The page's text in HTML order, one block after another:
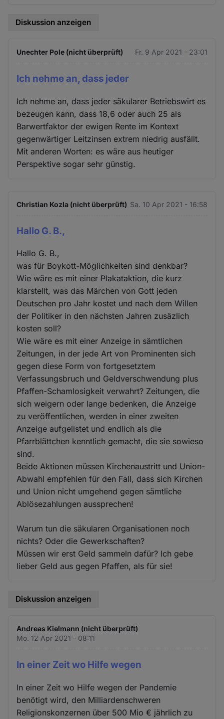
Diskussion anzeigen
Unechter Pole (nicht überprüft) Fr. 9 Apr 2021 - 23:01
Ich nehme an, dass jeder
Ich nehme an, dass jeder säkularer Betriebswirt es
bezeugen kann, dass 18,6 oder auch 25 als
Barwertfaktor der ewigen Rente im Kontext
gegenwärtiger Leitzinsen extrem niedrig ausfällt.
Mit anderen Worten: es wäre aus heutiger
Perspektive sogar sehr günstig.
Christian Kozla (nicht überprüft) Sa. 10 Apr 2021 - 16:58
Hallo G. B.,
Hallo G. B.,
was für Boykott-Möglichkeiten sind denkbar?
Wie wäre es mit einer Plakataktion, die kurz
klarstellt, was das Märchen von Gott jeden
Deutschen pro Jahr kostet und nach dem Willen
der Politiker in den nächsten Jahren zusäzlich
kosten soll?
Wie wäre es mit einer Anzeige in sämtlichen
Zeitungen, in der jede Art von Prominenten sich
gegen diese Form von fortgesetztem
Verfassungsbruch und Geldverschwendung plus
Pfaffen-Schamlosigkeit verwahrt? Zeitungen, die
sich weigern oder lange bedenken, die Anzeige
zu veröffentlichen, werden in einer zweiten
Anzeige aufgelistet und endlich als die
Pfarrblättchen kenntlich gemacht, die sie sowieso
sind.
Beide Aktionen müssen Kirchenaustritt und Union-
Abwahl empfehlen für den Fall, dass sich Kirchen
und Union nicht umgehend gegen sämtliche
Ablösezahlungen aussprechen!
Warum tun die säkularen Organisationen noch
nichts? Oder die Gewerkschaften?
Müssen wir erst Geld sammeln dafür? Ich gebe
lieber Geld aus gegen Pfaffen, als für sie!
Diskussion anzeigen
Andreas Kielmann (nicht überprüft)
Mo. 12 Apr 2021 - 08:11
In einer Zeit wo Hilfe wegen
In einer Zeit wo Hilfe wegen der Pandemie
benötigt wird, den Milliardenschweren
Religionskonzernen über 500 Mio € jährlich zu